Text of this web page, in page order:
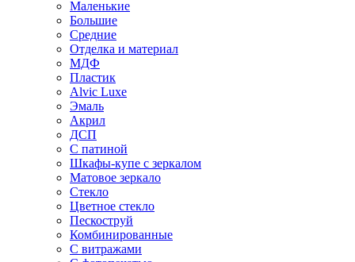
Маленькие
Большие
Средние
Отделка и материал
МДФ
Пластик
Alvic Luxe
Эмаль
Акрил
ДСП
С патиной
Шкафы-купе с зеркалом
Матовое зеркало
Стекло
Цветное стекло
Пескоструй
Комбинированные
С витражами